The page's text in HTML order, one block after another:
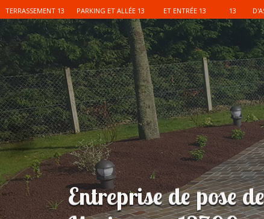
TERRASSEMENT 13
PARKING ET ALLÉE 13
ET ENTRÉE 13
13
Entreprise de pose